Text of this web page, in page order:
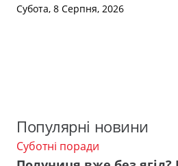
Субота, 8 Серпня, 2026
Популярні новини
Суботні поради